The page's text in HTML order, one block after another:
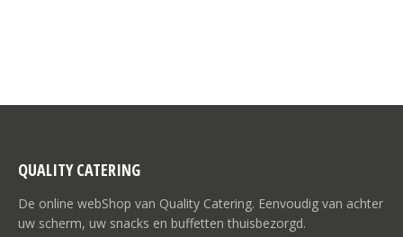
QUALITY CATERING
De online webShop van Quality Catering. Eenvoudig van achter
uw scherm, uw snacks en buffetten thuisbezorgd.